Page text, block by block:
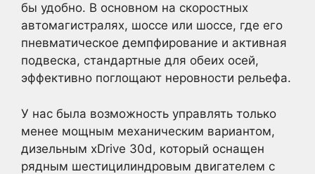
бы удобно. В основном на скоростных
автомагистралях, шоссе или шоссе, где его
пневматическое демпфирование и активная
подвеска, стандартные для обеих осей,
эффективно поглощают неровности рельефа.
У нас была возможность управлять только
менее мощным механическим вариантом,
дизельным xDrive 30d, который оснащен
рядным шестицилиндровым двигателем с